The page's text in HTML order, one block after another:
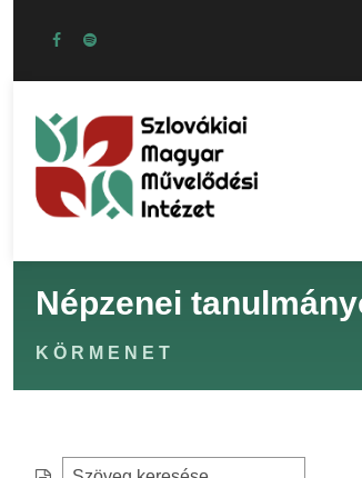
Népzenei
KÖRMENET